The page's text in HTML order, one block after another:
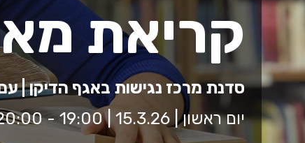
קריאת
סדנת מרכז נגישות באגף הדיקן |
יום ראשון | 15.3.26 | 19:00 - 20:00 | זום